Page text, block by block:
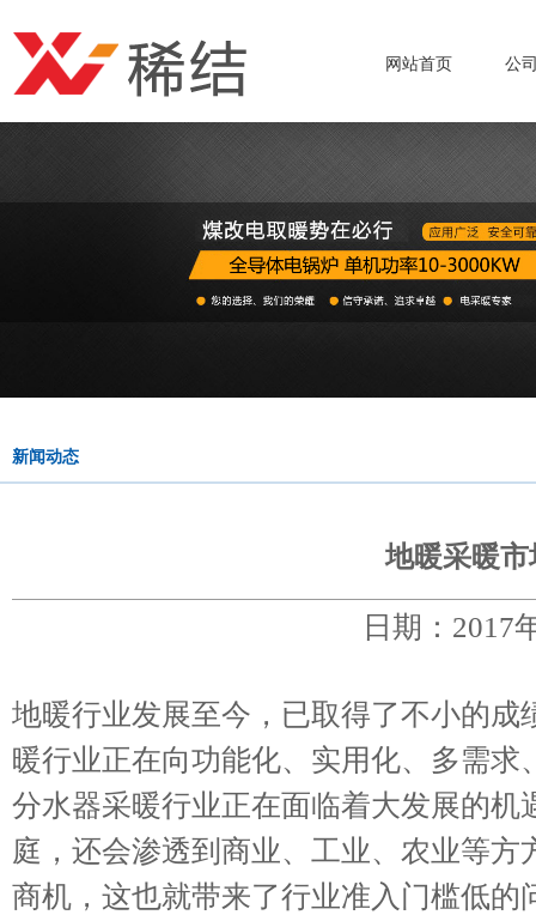
网站首页 公
新闻动态
地暖采暖
日期：2017
地暖行业发展至今，已取得了不小的
暖行业正在向功能化、实用化、多需
分水器采暖行业正在面临着大发展的
庭，还会渗透到商业、工业、农业等
商机，这也就带来了行业准入门槛低